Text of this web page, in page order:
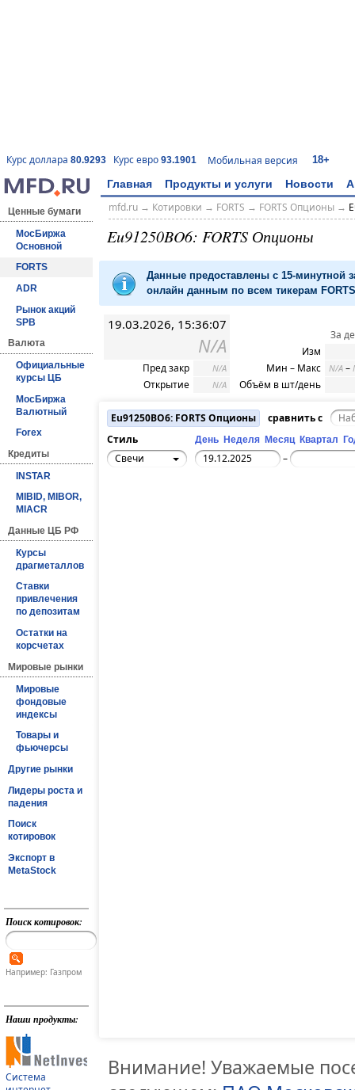
Курс доллара 80.9293 Курс евро 93.1901 Мобильная версия 18+
Главная Продукты и услуги Новости
Ценные бумаги
МосБиржа
Основной
FORTS
ADR
Рынок акций
SPB
Валюта
Официальные
курсы ЦБ
МосБиржа
Валютный
Forex
Кредиты
INSTAR
MIBID, MIBOR,
MIACR
Данные ЦБ РФ
Курсы
драгметаллов
Ставки
привлечения
по депозитам
Остатки на
корсчетах
Мировые рынки
Мировые
фондовые
индексы
Товары и
фьючерсы
Другие рынки
Лидеры роста и
падения
Поиск
котировок
Экспорт в
MetaStock
Поиск котировок:
Например: Газпром
Наши продукты:
Система
mfd.ru→ Котировки → FORTS → FORTS Опционы→
Eu91250BO6: FORTS Опционы
Данные предоставлены с 15-минутной
онлайн данным по всем тикерам
19.03.2026, 15:36:07
N/A
Пред закр N/A
Открытие N/A
За
Изм
Мин – Макс
N/A –
Объём в шт/день
Eu91250BO6: FORTS Опционы
сравнить с
Стиль
День Неделя Месяц Квартал
Свечи –
Внимание! Уважаемые